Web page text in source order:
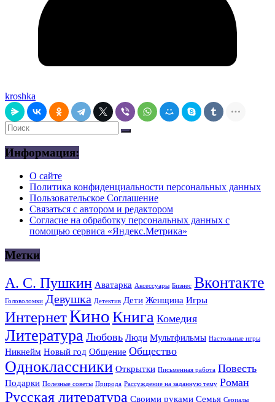
kroshka
Информация:
О сайте
Политика конфиденциальности персональных данных
Пользовательское Соглашение
Связаться с автором и редактором
Согласие на обработку персональных данных с
помощью сервиса «Яндекс.Метрика»
Метки
А. С. Пушкин Аватарка Аксессуары Бизнес Вконтакте
Головоломки Девушка Детектив Дети Женщина Игры
ИнтернетКиноКнига Комедия
Литература Любовь Люди Мультфильмы Настольные игры
Никнейм Новый год Общение Общество
Одноклассники Открытки Письменная работа Повесть
Подарки Полезные советы Природа Рассуждение на заданную тему Роман
Русская литература Своими руками Семья Сериалы